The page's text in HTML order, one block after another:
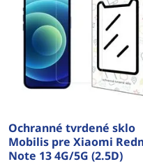
Ochranné tvrdené sklo
Mobilis pre Xiaomi
Note 13 4G/5G (2.5D)